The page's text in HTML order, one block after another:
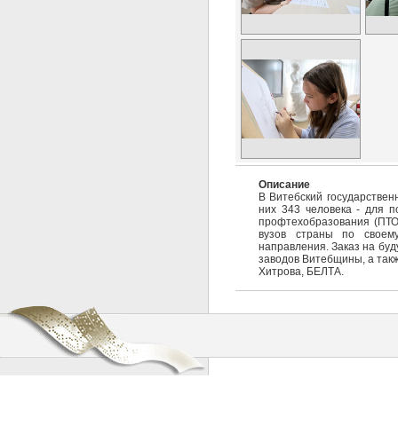
Описание
В Витебский
них 343 человека - для
профтехобразования
вузов страны по
направления. Заказ на
заводов Витебщины, а
Хитрова, БЕЛТА.